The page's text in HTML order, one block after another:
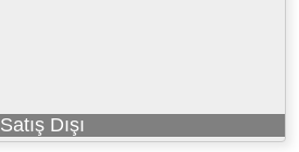
Satış Dışı